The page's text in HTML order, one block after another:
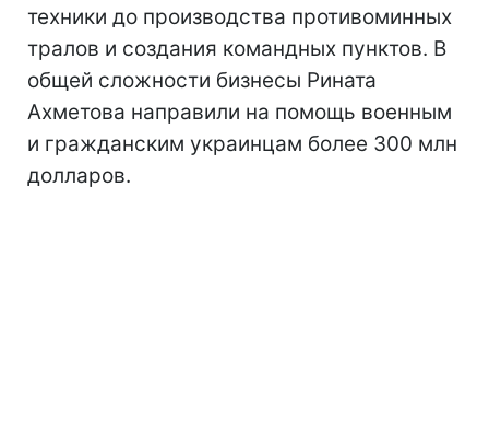
техники до производства противоминных
тралов и создания командных пунктов. В
общей сложности бизнесы Рината
Ахметова направили на помощь военным
и гражданским украинцам более 300 млн
долларов.